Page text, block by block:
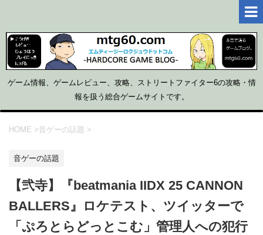
ゲーム情報、ゲームレビュー、攻略、ストリートファイター6の攻略・情
報を扱う総合ゲームサイトです。
HOME > 音ゲーの話題 >
音ゲーの話題
【弐寺】『beatmania IIDX 25 CANNON
BALLERS』ロケテスト、ツイッターで
「ぷろとらどっとこむ」管理人への犯行